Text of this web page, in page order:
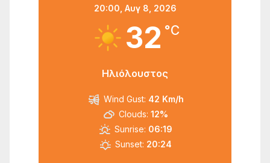
20:00, Αυγ 8, 2026
32 °C
Ηλιόλουστος
Wind Gust: 42 Km/h
Clouds: 12%
Sunrise: 06:19
Sunset: 20:24